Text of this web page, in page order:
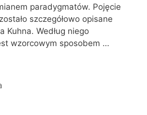
paradygmatów. Pojęcie
szczegółowo opisane
Kuhna. Według niego
wzorcowym sposobem …